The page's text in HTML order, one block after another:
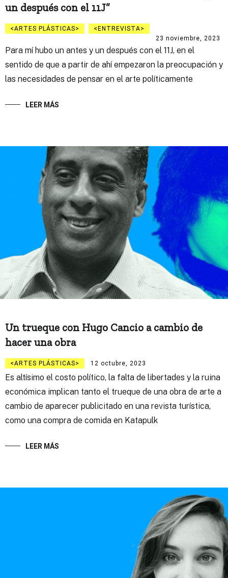
un después con el 11J”
ARTES PLÁSTICAS
ENTREVISTA
23 noviembre, 2023
Para mí hubo un antes y un después con el 11J, en el
sentido de que a partir de ahí empezaron la preocupación y
las necesidades de pensar en el arte políticamente
LEER MÁS
Un trueque con Hugo Cancio a cambio de
hacer una obra
ARTES PLÁSTICAS 12 octubre, 2023
Es altísimo el costo político, la falta de libertades y la ruina
económica implican tanto el trueque de una obra de arte a
cambio de aparecer publicitado en una revista turística,
como una compra de comida en Katapulk
LEER MÁS